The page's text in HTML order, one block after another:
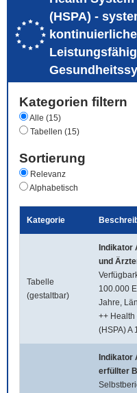
auch in allen Texten
auch Synonyme
auch ähnlich
(HSPA) -
Kategorien filtern
Alle (15)
Tabellen (15)
Sortierung
Relevanz
Alphabetisch
Kategorie
Tabelle
(gestaltbar)
Indikator
und
100.000
Jahre,
++ Health
(HSPA) A
Indikator
erfüllter